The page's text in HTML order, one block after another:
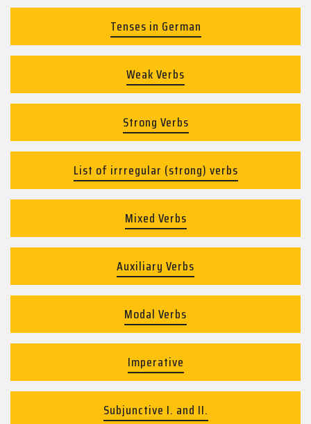
Tenses in German
Weak Verbs
Strong Verbs
List of irrregular (strong) verbs
Mixed Verbs
Auxiliary Verbs
Modal Verbs
Imperative
Subjunctive I. and II.